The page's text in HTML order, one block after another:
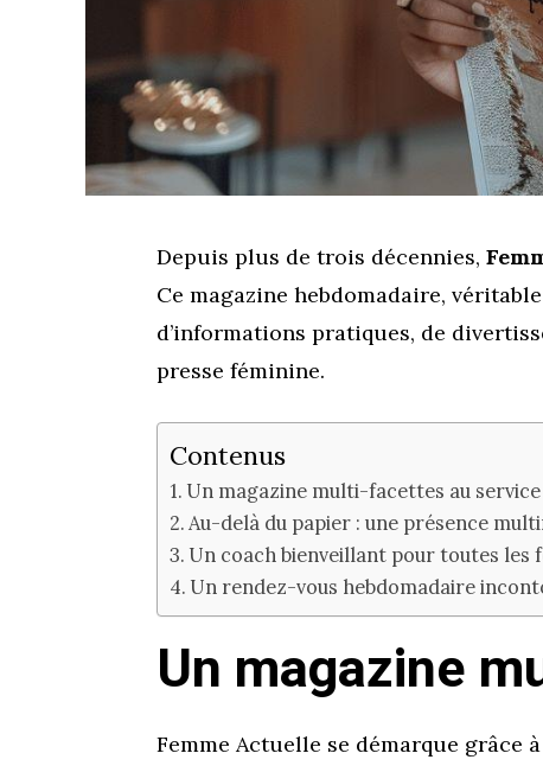
Depuis plus de trois décennies,
Ce magazine hebdomadaire,
d’informations pratiques, de
presse féminine.
Contenus
Un magazine multi-facettes au
Au-delà du papier : une présence
Un coach bienveillant pour toutes les
Un rendez-vous hebdomadaire
Un magazine
Femme Actuelle se démarque